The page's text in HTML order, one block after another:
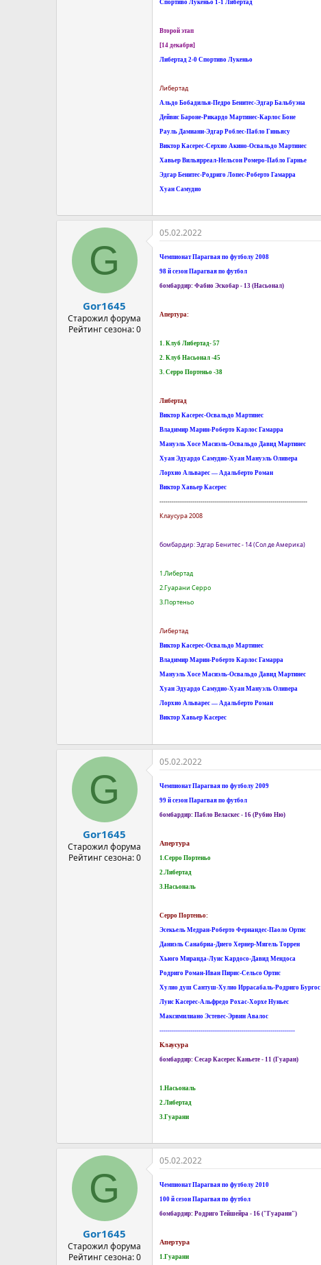
Спортиво Лукеньо 1-1 Либертад
Второй этап
[14 декабря]
Либертад 2-0 Спортиво Лукеньо
Либертад
Альдо Бобадилья-Педро Бенитес-Эдгар Бальбуэна
Дейвис Бароне-Рикардо Мартинес-Карлос Боне
Рауль Дамиани-Эдгар Роблес-Пабло Гиньясу
Виктор Касерес-Серхио Акино-Освальдо Мартинес
Хавьер Вильярреал-Нельсон Ромеро-Пабло Гарнье
Эдгар Бенитес-Родриго Лопес-Роберто Гамарра
Хуан Самудио
G
Gor1645
Старожил форума
Рейтинг сезона: 0
05.02.2022
Чемпионат Парагвая по футболу 2008
98 й сезон Парагвая по футбол
бомбардир: Фабио Эскобар - 13 (Насьонал)
Апертура:
1. Клуб Либертад- 57
2. Клуб Насьонал -45
3. Серро Портеньо -38
Либертад
Виктор Касерес-Освальдо Мартинес
Владимир Марин-Роберто Карлос Гамарра
Мануэль Хосе Масиэль-Освальдо Давид Мартинес
Хуан Эдуардо Самудио-Хуан Мануэль Оливера
Лорхио Альварес — Адальберто Роман
Виктор Хавьер Касерес
------------------------------------------------------------------------
Клаусура 2008
бомбардир: Эдгар Бенитес - 14 (Сол де Америка)
1.Либертад
2.Гуарани Серро
3.Портеньо
Либертад
Виктор Касерес-Освальдо Мартинес
Владимир Марин-Роберто Карлос Гамарра
Мануэль Хосе Масиэль-Освальдо Давид Мартинес
Хуан Эдуардо Самудио-Хуан Мануэль Оливера
Лорхио Альварес — Адальберто Роман
Виктор Хавьер Касерес
G
Gor1645
Старожил форума
Рейтинг сезона: 0
05.02.2022
Чемпионат Парагвая по футболу 2009
99 й сезон Парагвая по футбол
бомбардир: Пабло Веласкес - 16 (Рубио Ню)
Апертура
1.Серро Портеньо
2.Либертад
3.Насьональ
Серро Портеньо:
Эсекьель Медран-Роберто Фернандес-Паоло Ортис
Даниэль Санабриа-Диего Хернер-Мигель Торрен
Хьюго Миранда-Луис Кардосо-Давид Мендоса
Родриго Роман-Иван Пирис-Сельсо Ортис
Хулио душ Сантуш-Хулио Иррасабаль-Родриго Бургос
Луис Касерес-Альфредо Рохас-Хорхе Нуньес
Максимилиано Эстевес-Эрвин Авалос
------------------------------------------------------------------
Клаусура
бомбардир: Сесар Касерес Каньете - 11 (Гуаран)
1.Насьональ
2.Либертад
3.Гуарани
G
Gor1645
Старожил форума
Рейтинг сезона: 0
05.02.2022
Чемпионат Парагвая по футболу 2010
100 й сезон Парагвая по футбол
бомбардир: Родриго Тейшейра - 16 ("Гуарани")
Апертура
1.Гуарани